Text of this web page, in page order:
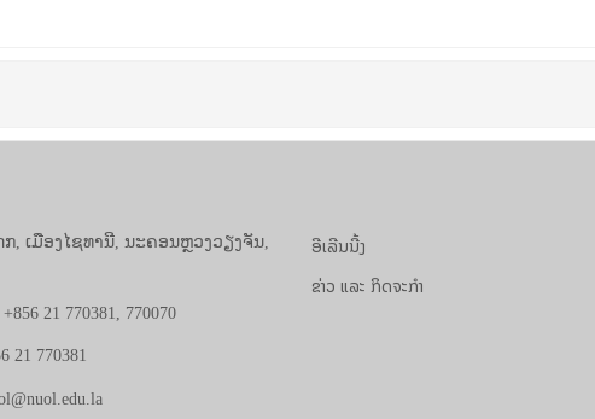
ກ, ເມືອງໄຊທານີ, ນະຄອນຫຼວງວຽງຈັນ,
21 770381, 770070
21 770381
ອີເລີນນີ້ງ
ຂ່າວ ແລະ ກິດຈະກຳ